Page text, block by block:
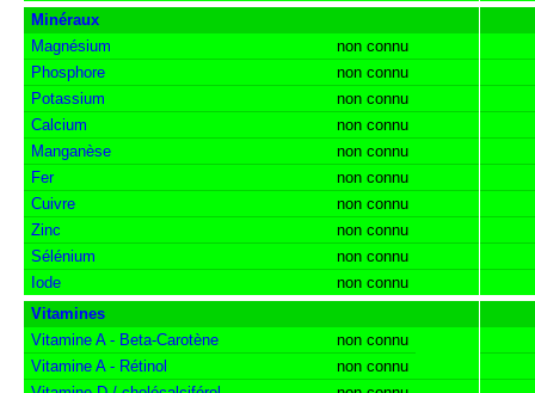
Minéraux
Magnésium
non connu
Phosphore
non connu
Potassium
non connu
Calcium
non connu
Manganèse
non connu
Fer
non connu
Cuivre
non connu
Zinc
non connu
Sélénium
non connu
Iode
non connu
Vitamines
Vitamine A - Beta-Carotène
non connu
Vitamine A - Rétinol
non connu